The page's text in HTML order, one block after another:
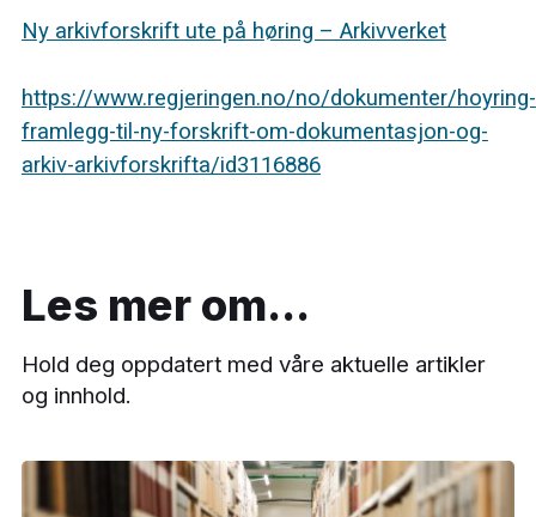
Ny arkivforskrift ute på høring – Arkivverket
https://www.regjeringen.no/no/dokumenter/hoyring-
framlegg-til-ny-forskrift-om-dokumentasjon-og-
arkiv-arkivforskrifta/id3116886
Les mer om...
Hold deg oppdatert med våre aktuelle artikler
og innhold.